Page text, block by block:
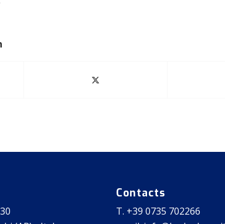
Contacts
T. +39 0735 702266